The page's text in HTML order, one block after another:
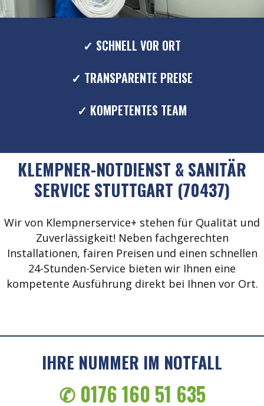
✓ SCHNELL VOR ORT
✓ TRANSPARENTE PREISE
✓ KOMPETENTES TEAM
KLEMPNER-NOTDIENST & SANITÄR
SERVICE STUTTGART (70437)
Wir von Klempnerservice+ stehen für Qualität und
Zuverlässigkeit! Neben fachgerechten
Installationen, fairen Preisen und einen schnellen
24-Stunden-Service bieten wir Ihnen eine
kompetente Ausführung direkt bei Ihnen vor Ort.
IHRE NUMMER IM NOTFALL
✆ 0176 160 51 635